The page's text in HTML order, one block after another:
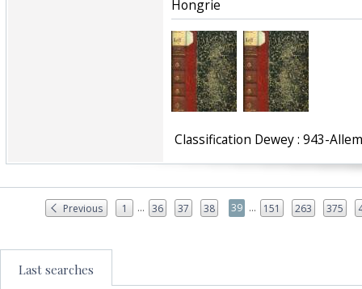
Hongrie‎
Classification Dewey : 943-
Previous 1 ... 36 37 38 39 ... 151 263 375
Last searches